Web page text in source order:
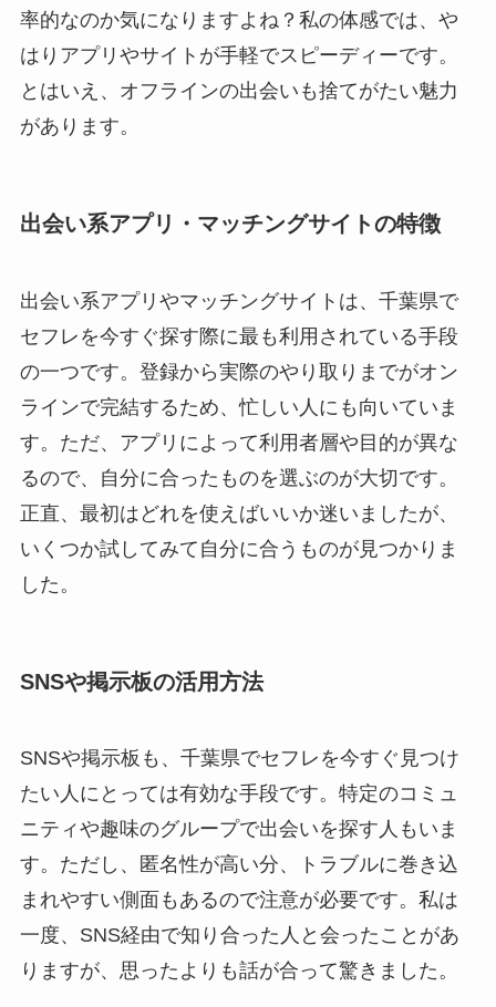
率的なのか気になりますよね？私の体感では、や
はりアプリやサイトが手軽でスピーディーです。
とはいえ、オフラインの出会いも捨てがたい魅力
があります。
出会い系アプリ・マッチングサイトの特徴
出会い系アプリやマッチングサイトは、千葉県で
セフレを今すぐ探す際に最も利用されている手段
の一つです。登録から実際のやり取りまでがオン
ラインで完結するため、忙しい人にも向いていま
す。ただ、アプリによって利用者層や目的が異な
るので、自分に合ったものを選ぶのが大切です。
正直、最初はどれを使えばいいか迷いましたが、
いくつか試してみて自分に合うものが見つかりま
した。
SNSや掲示板の活用方法
SNSや掲示板も、千葉県でセフレを今すぐ見つけ
たい人にとっては有効な手段です。特定のコミュ
ニティや趣味のグループで出会いを探す人もいま
す。ただし、匿名性が高い分、トラブルに巻き込
まれやすい側面もあるので注意が必要です。私は
一度、SNS経由で知り合った人と会ったことがあ
りますが、思ったよりも話が合って驚きました。